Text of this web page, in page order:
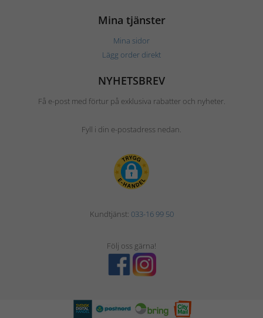
Mina tjänster
Mina sidor
Lägg order direkt
NYHETSBREV
Få e-post med förtur på exklusiva rabatter och nyheter.
Fyll i din e-postadress nedan.
Kundtjänst: 033-16 99 50
Följ oss gärna!